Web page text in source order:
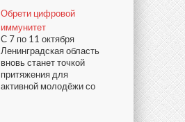
Обрети цифровой
иммунитет
С 7 по 11 октября
Ленинградская область
вновь станет точкой
притяжения для
активной молодёжи со